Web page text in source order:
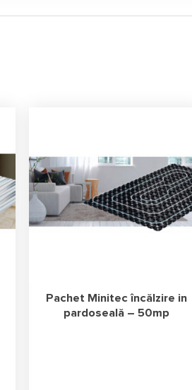
Pachet Minitec încălzire in
pardoseală – 50mp